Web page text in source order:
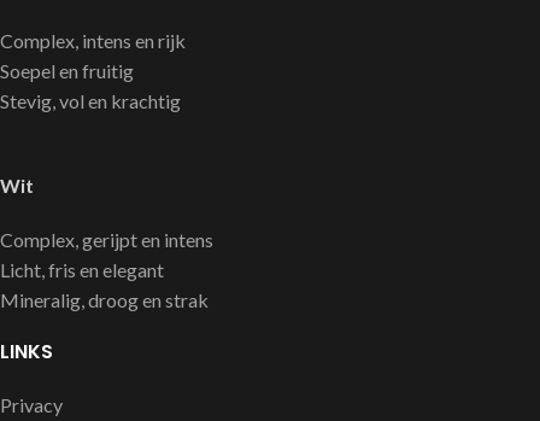
Complex, intens en rijk
Soepel en fruitig
Stevig, vol en krachtig
Wit
Complex, gerijpt en intens
Licht, fris en elegant
Mineralig, droog en strak
LINKS
Privacy